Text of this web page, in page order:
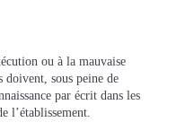
ou à la mauvaise
doivent, sous peine de
par écrit dans les
l’établissement.